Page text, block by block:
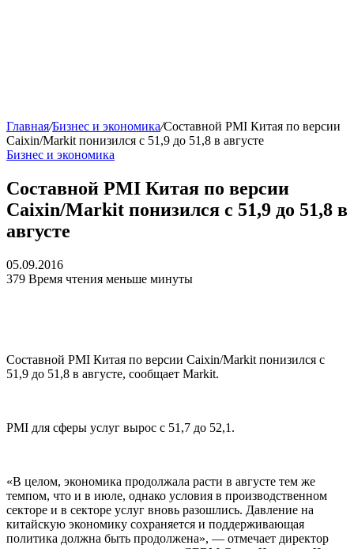
Главная/Бизнес и экономика/Составной PMI Китая по версии
Caixin/Markit понизился с 51,9 до 51,8 в августе
Бизнес и экономика
Составной PMI Китая по версии
Caixin/Markit понизился с 51,9 до 51,8 в
августе
05.09.2016
379 Время чтения меньше минуты
Составной PMI Китая по версии Caixin/Markit понизился с
51,9 до 51,8 в августе, сообщает Markit.
PMI для сферы услуг вырос с 51,7 до 52,1.
«В целом, экономика продолжала расти в августе тем же
темпом, что и в июле, однако условия в производственном
секторе и в секторе услуг вновь разошлись. Давление на
китайскую экономику сохраняется и поддерживающая
политика должна быть продолжена», — отмечает директор